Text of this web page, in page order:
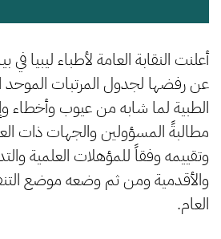
أعلنت النقابة العامة لأطباء ليبيا في
عن رفضها لجدول المرتبات الموحد
الطبية لما شابه من عيوب وأخطاء
مطالبةً المسؤولين والجهات ذات
وتقييمه وفقاً للمؤهلات العلمية
والأقدمية ومن ثم وضعه موضع
العام.